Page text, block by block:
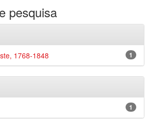
pesquisa
1
1768-1848
1